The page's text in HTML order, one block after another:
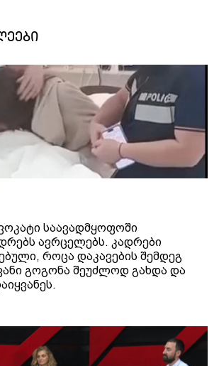
საავადმყოფოში
ავრცელებს. კადრები
როცა დაკავების შემდეგ
გოგონა შეუძლოდ გახდა და